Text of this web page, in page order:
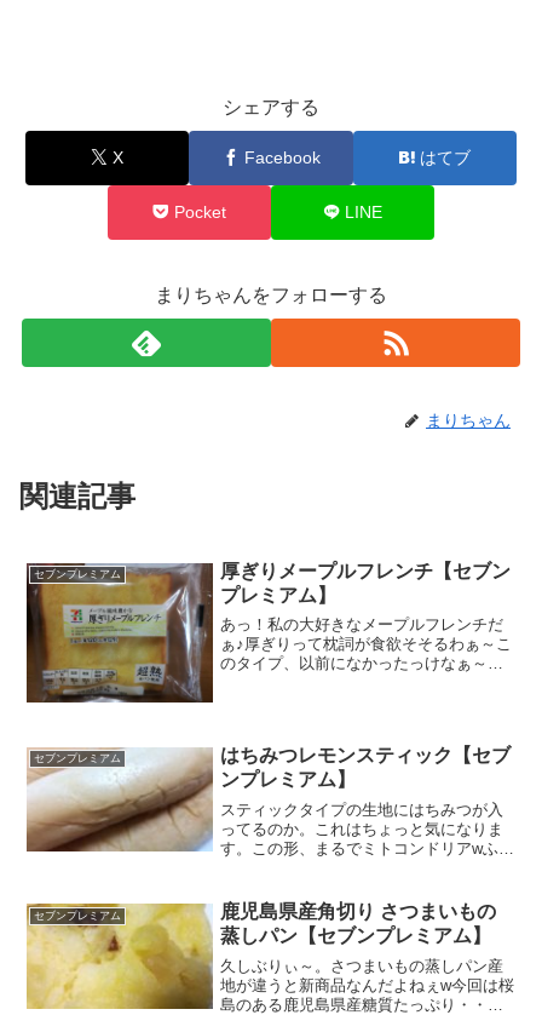
シェアする
X Facebook はてブ
Pocket LINE
まりちゃんをフォローする
まりちゃん
関連記事
セブンプレミアム
厚ぎりメープルフレンチ【セブン
プレミアム】
あっ！私の大好きなメープルフレンチだ
ぁ♪厚ぎりって枕詞が食欲そそるわぁ～こ
のタイプ、以前になかったっけなぁ～と
セブンプレミアム
はちみつレモンスティック【セブ
ンプレミアム】
スティックタイプの生地にはちみつが入
ってるのか。これはちょっと気になりま
す。この形、まるでミトコンドリアwふか
ちみつの香り。しかもこの香り、何とな
く懐かしい。今まで食べ...
セブンプレミアム
鹿児島県産角切り さつまいもの
蒸しパン【セブンプレミアム】
久しぶりぃ～。さつまいもの蒸しパン産
地が違うと新商品なんだよねぇw今回は桜
島のある鹿児島県産糖質たっぷり・・ま